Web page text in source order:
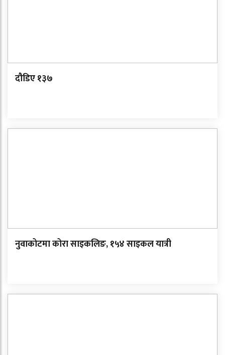
दौडिए १३७
नुवाकोटमा कोरा साइकलिङ, १५४ साइकल यात्री